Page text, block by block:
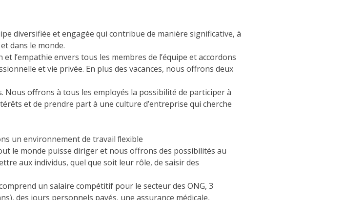
diversifiée et engagée qui contribue de manière significative, à
dans le monde.
l’empathie envers tous les membres de l’équipe et accordons
et vie privée. En plus des vacances, nous offrons deux
Nous offrons à tous les employés la possibilité de participer à
et de prendre part à une culture d’entreprise qui cherche
un environnement de travail ﬂexible
le monde puisse diriger et nous offrons des possibilités au
aux individus, quel que soit leur rôle, de saisir des
un salaire compétitif pour le secteur des ONG, 3
des jours personnels payés, une assurance médicale,